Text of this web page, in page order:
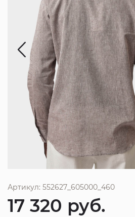
Артикул: 552627_605000_460
17 320 руб.